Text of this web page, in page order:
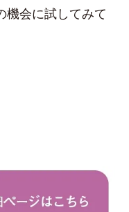
機会に試してみて